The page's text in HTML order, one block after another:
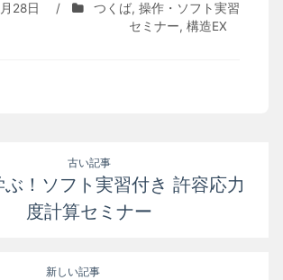
28日 / つくば, 操作・ソフト実習
セミナー,構造EX
古い記事
！ソフト実習付き 許容応力
度計算セミナー
新しい記事